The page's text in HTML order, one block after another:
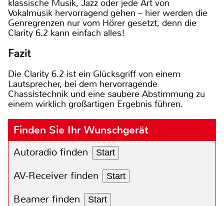
klassische Musik, Jazz oder jede Art von
Vokalmusik hervorragend gehen – hier werden die
Genregrenzen nur vom Hörer gesetzt, denn die
Clarity 6.2 kann einfach alles!
Fazit
Die Clarity 6.2 ist ein Glücksgriff von einem
Lautsprecher, bei dem hervorragende
Chassistechnik und eine saubere Abstimmung zu
einem wirklich großartigen Ergebnis führen.
Finden Sie Ihr Wunschgerät
Autoradio finden Start
AV-Receiver finden Start
Beamer finden Start